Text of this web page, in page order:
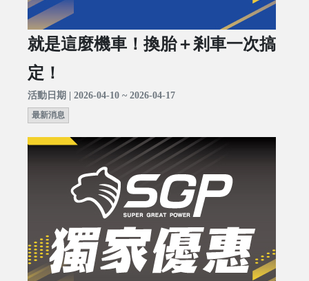
就是這麼機車！換胎＋剎車一次搞
定！
活動日期 | 2026-04-10 ~ 2026-04-17
最新消息